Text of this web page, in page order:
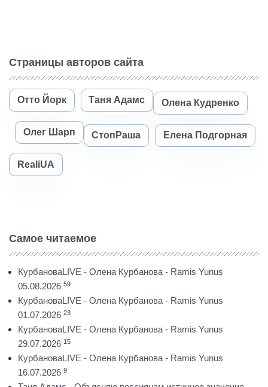
Страницы авторов сайта
Отто Йорк Таня Адамс Олена Кудренко
Олег Шарп СтопРаша Елена Подгорная
RealiUA
Самое читаемое
КурбановаLIVE - Олена Курбанова - Ramis Yunus
05.08.2026 59
КурбановаLIVE - Олена Курбанова - Ramis Yunus
01.07.2026 23
КурбановаLIVE - Олена Курбанова - Ramis Yunus
29.07.2026 15
КурбановаLIVE - Олена Курбанова - Ramis Yunus
16.07.2026 9